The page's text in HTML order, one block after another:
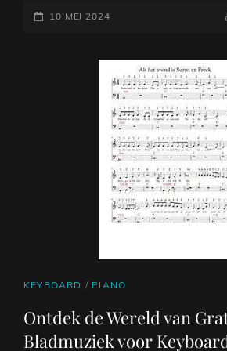
EENVOUDIG
BEGINNEN
MET
SPELEN
GEPLAATST
10 MEI 2024
CAT
KEYBOARD / PIANO
Ontdek de Wereld van
Bladmuziek voor